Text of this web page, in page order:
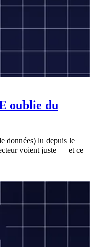
oublie du
données) lu depuis le
voient juste — et ce